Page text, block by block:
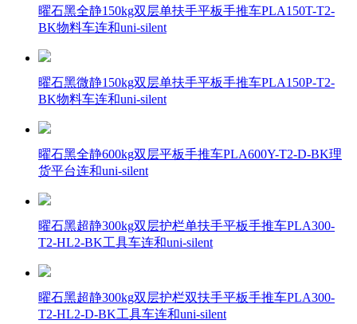
曜石黑全静150kg双层单扶手平板手推车PLA150T-T2-
BK物料车连和uni-silent
曜石黑微静150kg双层单扶手平板手推车PLA150P-T2-
BK物料车连和uni-silent
曜石黑全静600kg双层平板手推车PLA600Y-T2-D-BK理
货平台连和uni-silent
曜石黑超静300kg双层护栏单扶手平板手推车PLA300-
T2-HL2-BK工具车连和uni-silent
曜石黑超静300kg双层护栏双扶手平板手推车PLA300-
T2-HL2-D-BK工具车连和uni-silent